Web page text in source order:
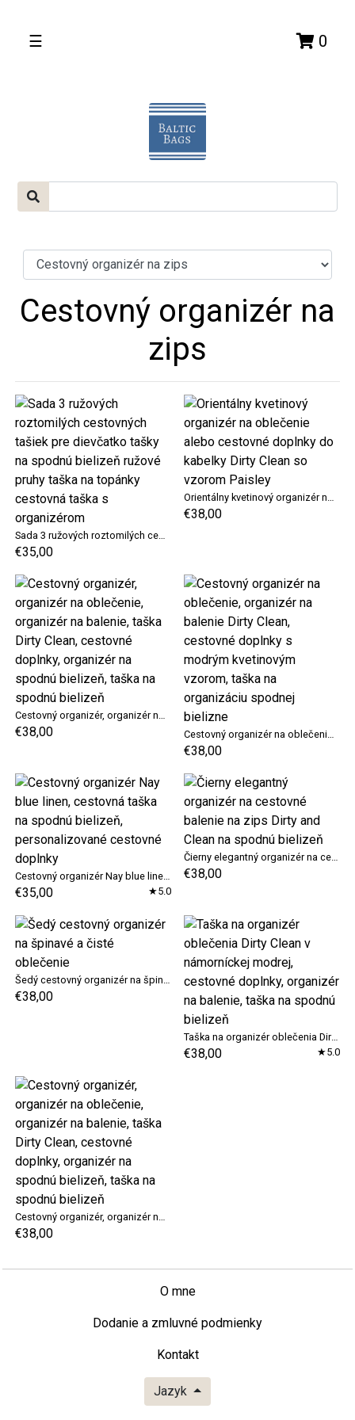
☰ 0
Cestovný organizér na
zips
€35,00
€38,00
€38,00
€38,00
€35,00 ★5.0
€38,00
€38,00
Taška na organizér oblečenia Dirty Clean v námorníckej modrej, cestovné doplnky, organizér na balenie, taška na spodnú bielizeň
€38,00 ★5.0
€38,00
O mne
Dodanie a zmluvné podmienky
Kontakt
Jazyk